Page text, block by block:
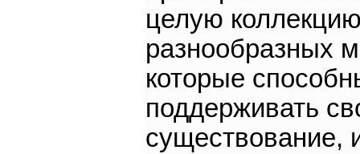
целую
разнообразных
которые
поддерживать
существование,